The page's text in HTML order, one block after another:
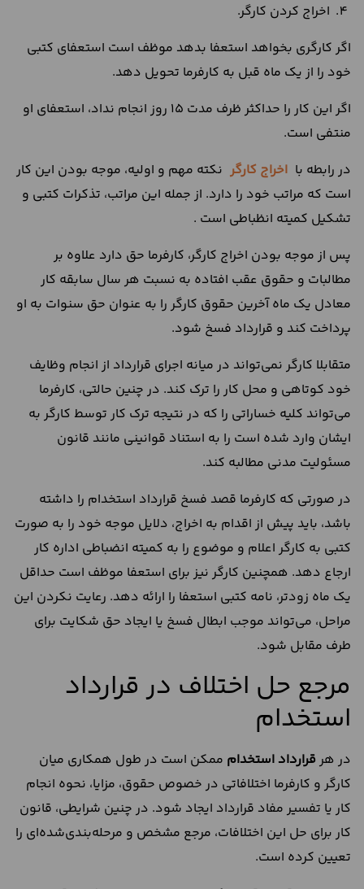
اخراج کردن کارگر.
اگر کارگری بخواهد استعفا بدهد موظف است استعفای کتبی
خود را از یک ماه قبل به کارفرما تحویل دهد.
اگر این کار را حداکثر ظرف مدت 15 روز انجام نداد، استعفای او
منتفی است.
در رابطه با اخراج کارگر نکته مهم و اولیه، موجه بودن این کار
است که مراتب خود را دارد. از جمله این مراتب، تذکرات کتبی و
تشکیل کمیته انظباطی است .
پس از موجه بودن اخراج کارگر، کارفرما حق دارد علاوه بر
مطالبات و حقوق عقب افتاده به نسبت هر سال سابقه کار
معادل یک ماه آخرین حقوق کارگر را به عنوان حق سنوات به او
پرداخت کند و قرارداد فسخ شود.
متقابلا کارگر نمی‌تواند در میانه اجرای قرارداد از انجام وظایف
خود کوتاهی و محل کار را ترک کند. در چنین حالتی، کارفرما
می‌تواند کلیه خساراتی را که در نتیجه ترک کار توسط کارگر به
ایشان وارد شده است را به استناد قوانینی مانند قانون
مسئولیت مدنی مطالبه کند.
در صورتی که کارفرما قصد فسخ قرارداد استخدام را داشته
باشد، باید پیش از اقدام به اخراج، دلایل موجه خود را به صورت
کتبی به کارگر اعلام و موضوع را به کمیته انضباطی اداره کار
ارجاع دهد. همچنین کارگر نیز برای استعفا موظف است حداقل
یک ماه زودتر، نامه کتبی استعفا را ارائه دهد. رعایت نکردن این
مراحل، می‌تواند موجب ابطال فسخ یا ایجاد حق شکایت برای
طرف مقابل شود.
مرجع حل اختلاف در قرارداد
استخدام
در هر قرارداد استخدام ممکن است در طول همکاری میان
کارگر و کارفرما اختلافاتی در خصوص حقوق، مزایا، نحوه انجام
کار یا تفسیر مفاد قرارداد ایجاد شود. در چنین شرایطی، قانون
کار برای حل این اختلافات، مرجع مشخص و مرحله‌بندی‌شده‌ای را
تعیین کرده است.